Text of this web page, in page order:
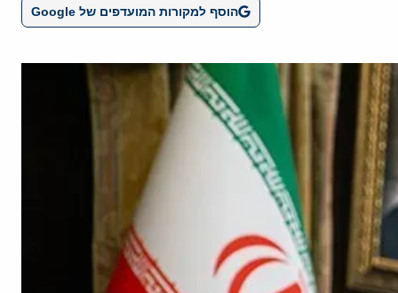
הוסף למקורות המועדפים של Google